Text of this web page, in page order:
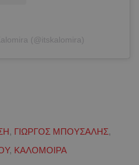
(@itskalomira)
, ΓΙΩΡΓΟΣ ΜΠΟΥΣΑΛΗΣ,
, ΚΑΛΟΜΟΙΡΑ